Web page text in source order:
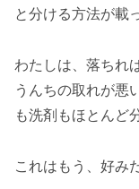
と分ける方法が載
わたしは、落ちれ
うんちの取れが悪
も洗剤もほとんど
これはもう、好み